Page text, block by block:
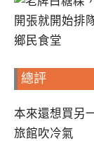
總評
本來還想買另
旅館吹冷氣